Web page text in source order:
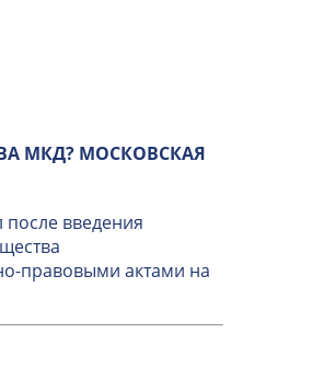
МКД? МОСКОВСКАЯ
после введения
правовыми актами на